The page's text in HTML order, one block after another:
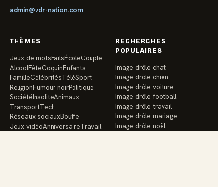
admin@vdr-nation.com
THÈMES
Jeux de motsFailsÉcoleCouple
AlcoolFêteCoquinEnfants
FamilleCélébritésTéléSport
ReligionHumour noirPolitique
SociétéInsoliteAnimaux
TransportTech
Réseaux sociauxBouffe
Jeux vidéoAnniversaireTravail
RECHERCHES
POPULAIRES
Image drôle chat
Image drôle chien
Image drôle voiture
Image drôle football
Image drôle travail
Image drôle mariage
Image drôle noël